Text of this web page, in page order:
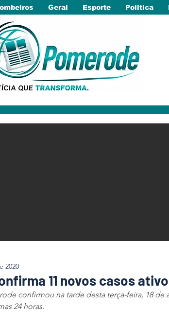
Geral Esporte Politica
11 novos casos
2020
confirmou na tarde desta terça-feira, 18 de
24 horas.